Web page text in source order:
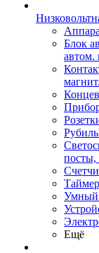
Блок
автом.
посты,
Умный
Ещё